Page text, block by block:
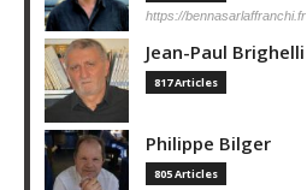
https://bennasarlaffranchi.fr
Jean-Paul Brighelli
817 Articles
Philippe Bilger
805 Articles